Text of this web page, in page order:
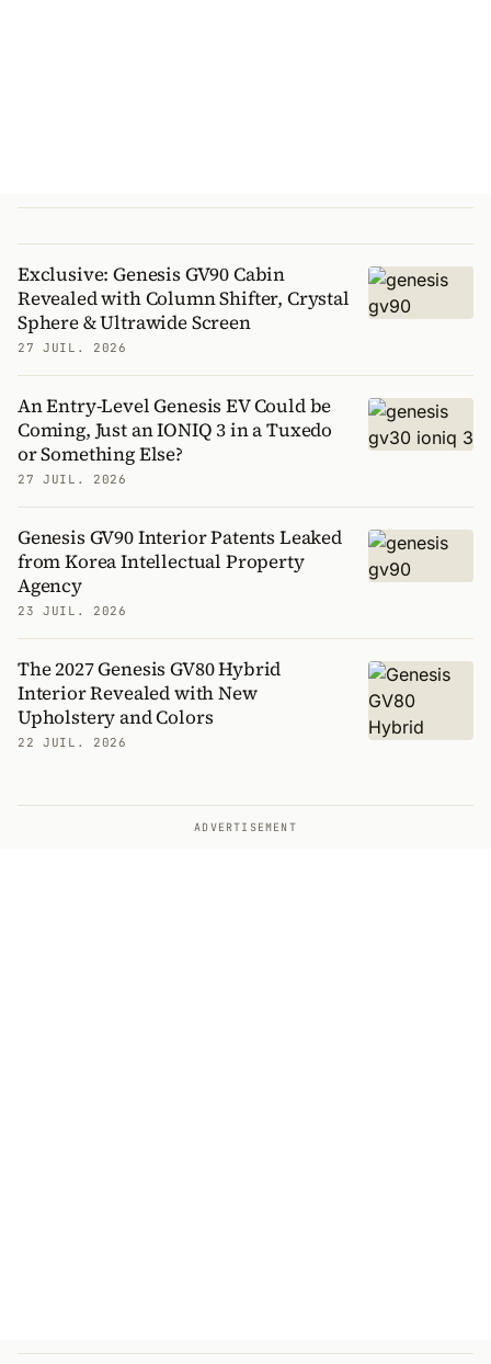
Exclusive: Genesis GV90 Cabin
Revealed with Column Shifter, Crystal
Sphere & Ultrawide Screen
27 JUIL. 2026
An Entry-Level Genesis EV Could be
Coming, Just an IONIQ 3 in a Tuxedo
or Something Else?
27 JUIL. 2026
Genesis GV90 Interior Patents Leaked
from Korea Intellectual Property
Agency
23 JUIL. 2026
The 2027 Genesis GV80 Hybrid
Interior Revealed with New
Upholstery and Colors
22 JUIL. 2026
ADVERTISEMENT